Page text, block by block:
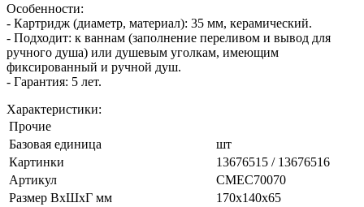
Особенности:
- Картридж (диаметр, материал): 35 мм, керамический.
- Подходит: к ваннам (заполнение переливом и вывод для
ручного душа) или душевым уголкам, имеющим
фиксированный и ручной душ.
- Гарантия: 5 лет.
Характеристики:
Прочие
Базовая единица
шт
Картинки
13676515 / 13676516
Артикул
СМЕС70070
Размер ВхШхГ мм
170х140х65